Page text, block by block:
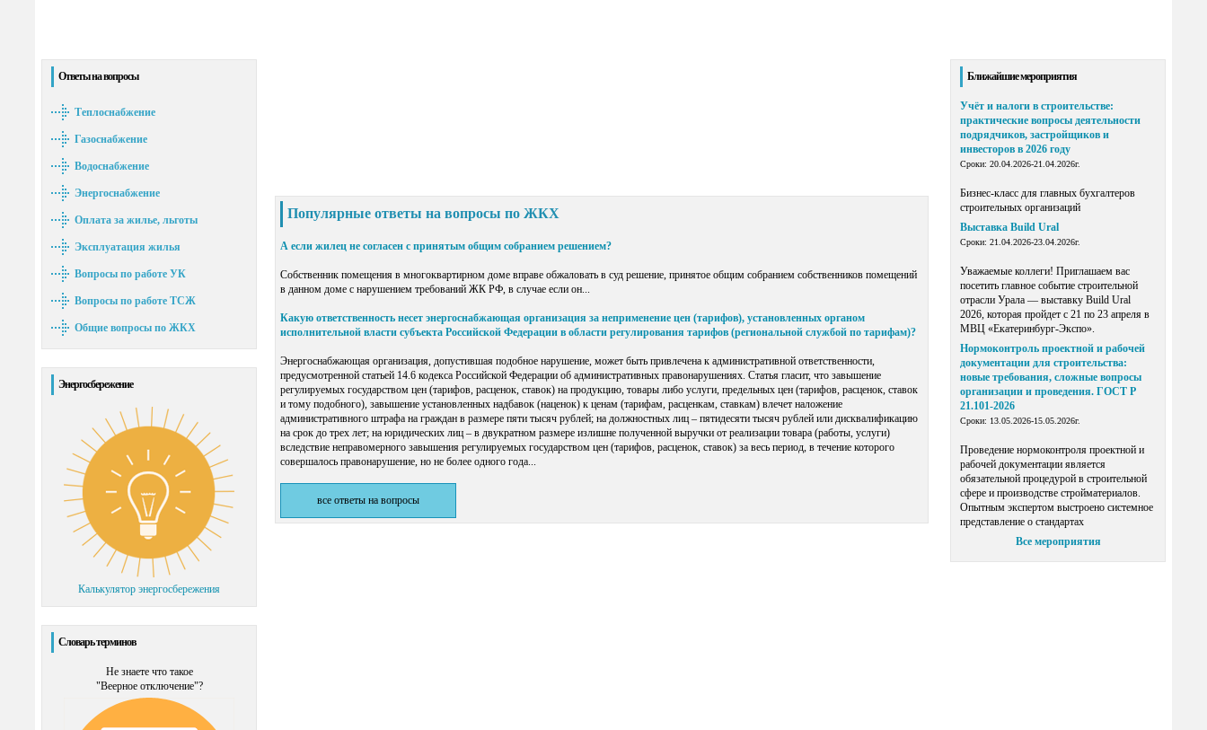
Ответы на вопросы
Теплоснабжение
Газоснабжение
Водоснабжение
Энергоснабжение
Оплата за жилье, льготы
Эксплуатация жилья
Вопросы по работе УК
Вопросы по работе ТСЖ
Общие вопросы по ЖКХ
Энергосбережение
Калькулятор энергосбережения
Словарь терминов
Не знаете что такое
"Веерное отключение"?
Популярные ответы на вопросы по ЖКХ
А если жилец не согласен с принятым общим собранием решением?
Собственник помещения в многоквартирном доме вправе обжаловать в суд решение, принятое общим собранием собственников помещений
в данном доме с нарушением требований ЖК РФ, в случае если он...
Какую ответственность несет энергоснабжающая организация за неприменение цен (тарифов), установленных органом
исполнительной власти субъекта Российской Федерации в области регулирования тарифов (региональной службой по тарифам)?
Энергоснабжающая организация, допустившая подобное нарушение, может быть привлечена к административной ответственности,
предусмотренной статьей 14.6 кодекса Российской Федерации об административных правонарушениях. Статья гласит, что завышение
регулируемых государством цен (тарифов, расценок, ставок) на продукцию, товары либо услуги, предельных цен (тарифов, расценок, ставок
и тому подобного), завышение установленных надбавок (наценок) к ценам (тарифам, расценкам, ставкам) влечет наложение
административного штрафа на граждан в размере пяти тысяч рублей; на должностных лиц – пятидесяти тысяч рублей или дисквалификацию
на срок до трех лет; на юридических лиц – в двукратном размере излишне полученной выручки от реализации товара (работы, услуги)
вследствие неправомерного завышения регулируемых государством цен (тарифов, расценок, ставок) за весь период, в течение которого
совершалось правонарушение, но не более одного года...
все ответы на вопросы
Ближайшие мероприятия
Учёт и налоги в строительстве:
практические вопросы деятельности
подрядчиков, застройщиков и
инвесторов в 2026 году
Сроки: 20.04.2026-21.04.2026г.
Бизнес-класс для главных бухгалтеров
строительных организаций
Выставка Build Ural
Сроки: 21.04.2026-23.04.2026г.
Уважаемые коллеги! Приглашаем вас
посетить главное событие строительной
отрасли Урала — выставку Build Ural
2026, которая пройдет с 21 по 23 апреля в
МВЦ «Екатеринбург-Экспо».
Нормоконтроль проектной и рабочей
документации для строительства:
новые требования, сложные вопросы
организации и проведения. ГОСТ Р
21.101-2026
Сроки: 13.05.2026-15.05.2026г.
Проведение нормоконтроля проектной и
рабочей документации является
обязательной процедурой в строительной
сфере и производстве стройматериалов.
Опытным экспертом выстроено системное
представление о стандартах
Все мероприятия